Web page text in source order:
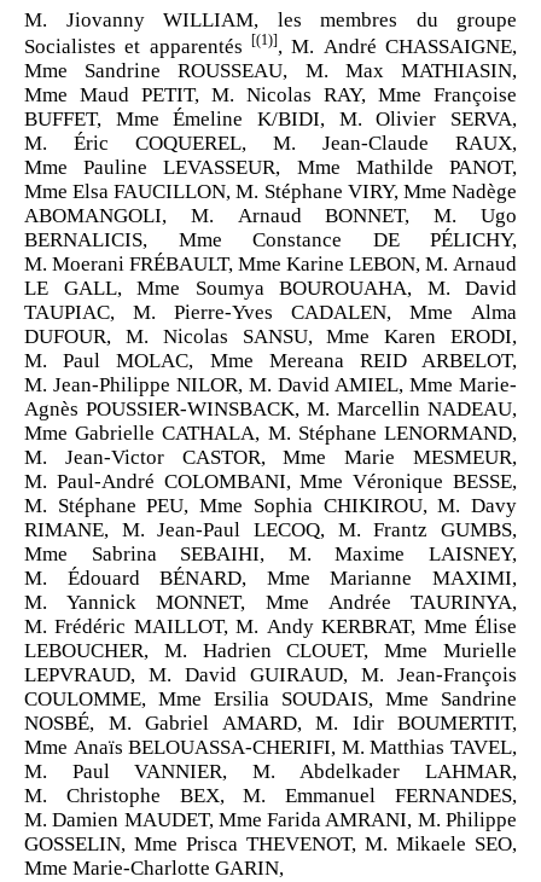
M. Jiovanny WILLIAM, les membres du groupe
Socialistes et apparentés
[(1)] , M. André CHASSAIGNE,
Mme Sandrine ROUSSEAU, M. Max MATHIASIN,
Mme Maud PETIT, M. Nicolas RAY, Mme Françoise
BUFFET, Mme Émeline K/BIDI, M. Olivier SERVA,
M. Éric COQUEREL, M. Jean-Claude RAUX,
Mme Pauline LEVASSEUR, Mme Mathilde PANOT,
Mme Elsa FAUCILLON, M. Stéphane VIRY, Mme Nadège
ABOMANGOLI, M. Arnaud BONNET, M. Ugo
BERNALICIS, Mme Constance DE PÉLICHY,
M. Moerani FRÉBAULT, Mme Karine LEBON, M. Arnaud
LE GALL, Mme Soumya BOUROUAHA, M. David
TAUPIAC, M. Pierre-Yves CADALEN, Mme Alma
DUFOUR, M. Nicolas SANSU, Mme Karen ERODI,
M. Paul MOLAC, Mme Mereana REID ARBELOT,
M. Jean-Philippe NILOR, M. David AMIEL, Mme Marie-
Agnès POUSSIER-WINSBACK, M. Marcellin NADEAU,
Mme Gabrielle CATHALA, M. Stéphane LENORMAND,
M. Jean-Victor CASTOR, Mme Marie MESMEUR,
M. Paul-André COLOMBANI, Mme Véronique BESSE,
M. Stéphane PEU, Mme Sophia CHIKIROU, M. Davy
RIMANE, M. Jean-Paul LECOQ, M. Frantz GUMBS,
Mme Sabrina SEBAIHI, M. Maxime LAISNEY,
M. Édouard BÉNARD, Mme Marianne MAXIMI,
M. Yannick MONNET, Mme Andrée TAURINYA,
M. Frédéric MAILLOT, M. Andy KERBRAT, Mme Élise
LEBOUCHER, M. Hadrien CLOUET, Mme Murielle
LEPVRAUD, M. David GUIRAUD, M. Jean-François
COULOMME, Mme Ersilia SOUDAIS, Mme Sandrine
NOSBÉ, M. Gabriel AMARD, M. Idir BOUMERTIT,
Mme Anaïs BELOUASSA-CHERIFI, M. Matthias TAVEL,
M. Paul VANNIER, M. Abdelkader LAHMAR,
M. Christophe BEX, M. Emmanuel FERNANDES,
M. Damien MAUDET, Mme Farida AMRANI, M. Philippe
GOSSELIN, Mme Prisca THEVENOT, M. Mikaele SEO,
Mme Marie-Charlotte GARIN,